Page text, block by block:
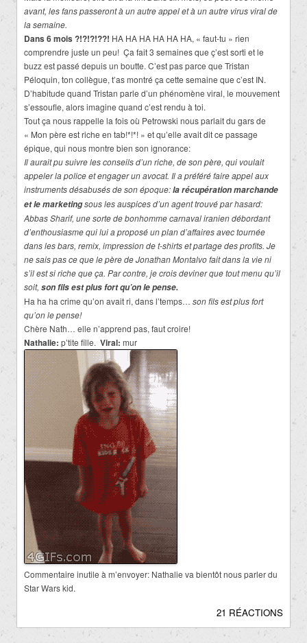
avant, les fans passeront à un autre appel et à un autre virus viral de
la semaine.
Dans 6 mois ?!?!?!??! HA HA HA HA HA HA, « faut-tu » rien
comprendre juste un peu! Ça fait 3 semaines que ç’est sorti et le
buzz est passé depuis un boutte. C’est pas parce que Tristan
Péloquin, ton collègue, t’as montré ça cette semaine que c’est IN.
D’habitude quand Tristan parle d’un phénomène viral, le mouvement
s’essoufle, alors imagine quand c’est rendu à toi.
Tout ça nous rappelle la fois où Petrowski nous parlait du gars de
« Mon père est riche en tab!*!*! » et qu’elle avait dit ce passage
épique, qui nous montre bien son ignorance:
Il aurait pu suivre les conseils d’un riche, de son père, qui voulait
appeler la police et engager un avocat. Il a préféré faire appel aux
instruments désabusés de son époque:la récupération marchande
et le marketingsous les auspices d’un agent trouvé par hasard:
Abbas Sharif, une sorte de bonhomme carnaval iranien débordant
d’enthousiasme qui lui a proposé un plan d’affaires avec tournée
dans les bars, remix, impression de t-shirts et partage des profits. Je
ne sais pas ce que le père de Jonathan Montalvo fait dans la vie ni
s’il est si riche que ça. Par contre, je crois deviner que tout menu qu’il
soit, son fils est plus fort qu’on le pense.
Ha ha ha crime qu’on avait ri, dans l’temps… son fils est plus fort
qu’on le pense!
Chère Nath… elle n’apprend pas, faut croire!
Nathalie: p’tite fille. Viral: mur
Commentaire inutile à m’envoyer: Nathalie va bientôt nous parler du
Star Wars kid.
21 RÉACTIONS